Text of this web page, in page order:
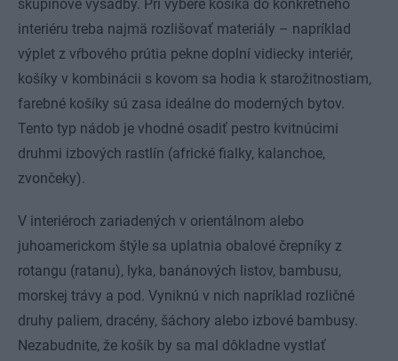
skupinové výsadby. Pri výbere košíka do konkrétneho
interiéru treba najmä rozlišovať materiály – napríklad
výplet z vŕbového prútia pekne doplní vidiecky interiér,
košíky v kombinácii s kovom sa hodia k starožitnostiam,
farebné košíky sú zasa ideálne do moderných bytov.
Tento typ nádob je vhodné osadiť pestro kvitnúcimi
druhmi izbových rastlín (africké fialky, kalanchoe,
zvončeky).
V interiéroch zariadených v orientálnom alebo
juhoamerickom štýle sa uplatnia obalové črepníky z
rotangu (ratanu), lyka, banánových listov, bambusu,
morskej trávy a pod. Vyniknú v nich napríklad rozličné
druhy paliem, dracény, šáchory alebo izbové bambusy.
Nezabudnite, že košík by sa mal dôkladne vystlať